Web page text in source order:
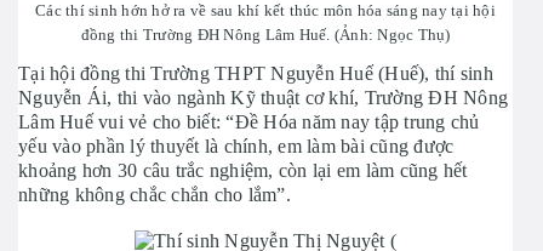
Các thí sinh hớn hở ra về sau khí kết thúc môn hóa sáng nay tại hội
đồng thi Trường ĐH Nông Lâm Huế. (Ảnh: Ngọc Thụ)
Tại hội đồng thi Trường THPT Nguyễn Huế (Huế), thí sinh
Nguyễn Ái, thi vào ngành Kỹ thuật cơ khí, Trường ĐH Nông
Lâm Huế vui vẻ cho biết: “Đề Hóa năm nay tập trung chủ
yếu vào phần lý thuyết là chính, em làm bài cũng được
khoảng hơn 30 câu trắc nghiệm, còn lại em làm cũng hết
những không chắc chắn cho lắm”.